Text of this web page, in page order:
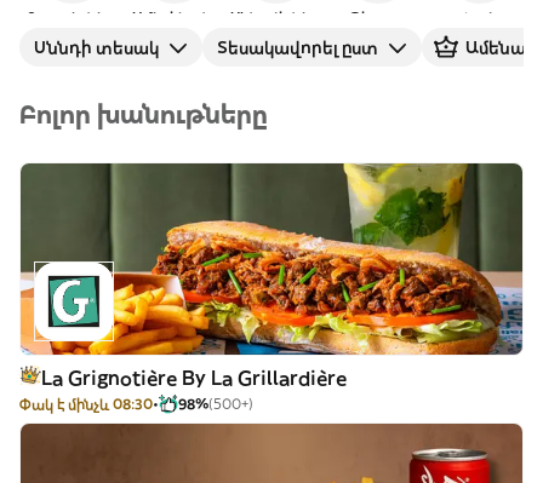
Բուրգերներ Ամերիկյան ՍԵնդվիչներ Պիցցա Հավ
Սննդի տեսակ Տեսակավորել ըստ
Բոլոր խանութները
La Grignotière By La Grillardière
Փակ է մինչև 08:30 98%(500+)